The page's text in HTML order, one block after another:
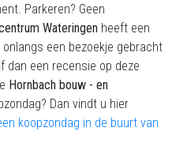
Parkeren? Geen
Wateringen heeft een
een bezoekje gebracht
dan een recensie op deze
Hornbach bouw - en
Dan vindt u hier
koopzondag in de buurt van